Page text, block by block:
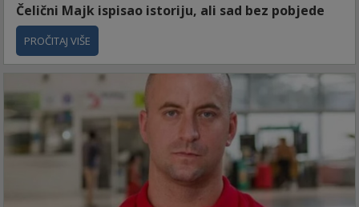
Čelični Majk ispisao istoriju, ali sad bez pobjede
PROČITAJ VIŠE